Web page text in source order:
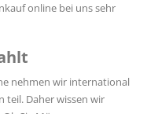
online bei uns sehr
nehmen wir international
teil. Daher wissen wir